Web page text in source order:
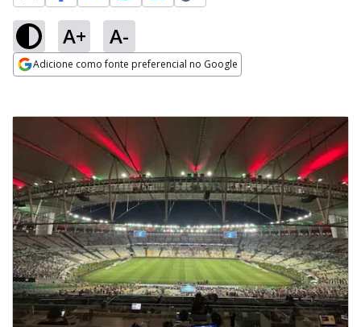
A+ A-
Adicione como fonte preferencial no Google